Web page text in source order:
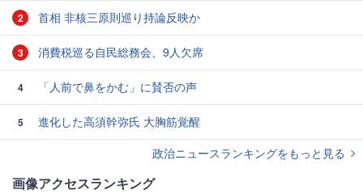
2 首相 非核三原則巡り持論反映か
3 消費税巡る自民総務会、9人欠席
4 「人前で鼻をかむ」に賛否の声
5
進化した高須幹弥氏 大胸筋覚醒
政治ニュースランキングをもっと見る
画像アクセスランキング